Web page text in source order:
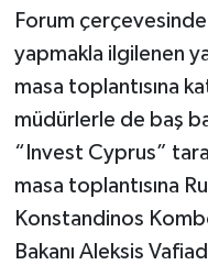
Forum çerçevesinde
yapmakla ilgilenen
masa toplantısına
müdürlerle de baş
“Invest Cyprus”
masa toplantısına
Konstandinos
Bakanı Aleksis